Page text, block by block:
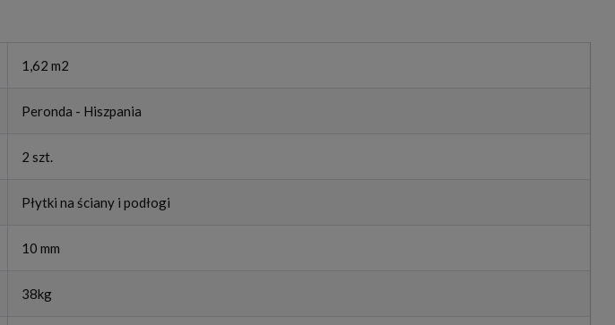
1,62 m2
Peronda - Hiszpania
2 szt.
Płytki na ściany i podłogi
10 mm
38kg